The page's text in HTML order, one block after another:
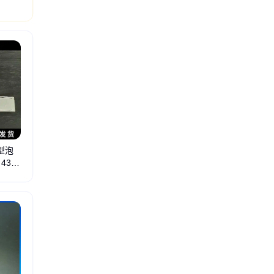
钢瓦铁堵头
泡